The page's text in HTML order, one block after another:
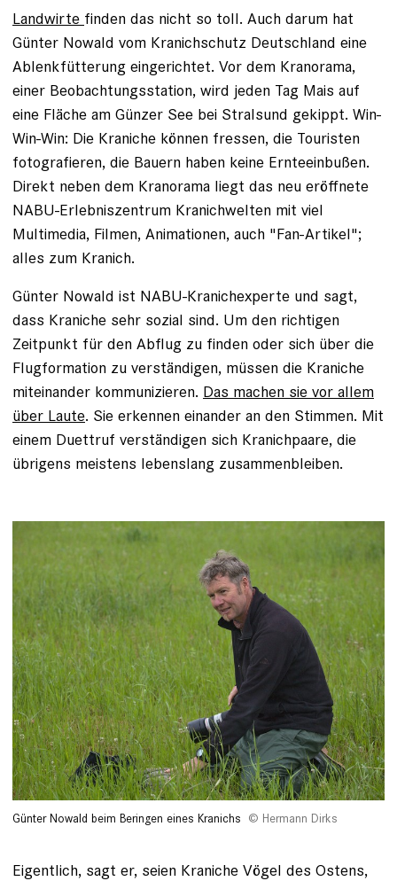
Landwirte finden das nicht so toll. Auch darum hat
Günter Nowald vom Kranichschutz Deutschland eine
Ablenkfütterung eingerichtet. Vor dem Kranorama,
einer Beobachtungsstation, wird jeden Tag Mais auf
eine Fläche am Günzer See bei Stralsund gekippt. Win-
Win-Win: Die Kraniche können fressen, die Touristen
fotografieren, die Bauern haben keine Ernteeinbußen.
Direkt neben dem Kranorama liegt das neu eröffnete
NABU-Erlebniszentrum Kranichwelten mit viel
Multimedia, Filmen, Animationen, auch "Fan-Artikel";
alles zum Kranich.
Günter Nowald ist NABU-Kranichexperte und sagt,
dass Kraniche sehr sozial sind. Um den richtigen
Zeitpunkt für den Abflug zu finden oder sich über die
Flugformation zu verständigen, müssen die Kraniche
miteinander kommunizieren. Das machen sie vor allem
über Laute. Sie erkennen einander an den Stimmen. Mit
einem Duettruf verständigen sich Kranichpaare, die
übrigens meistens lebenslang zusammenbleiben.
Günter Nowald beim Beringen eines Kranichs Hermann Dirks
Eigentlich, sagt er, seien Kraniche Vögel des Ostens,